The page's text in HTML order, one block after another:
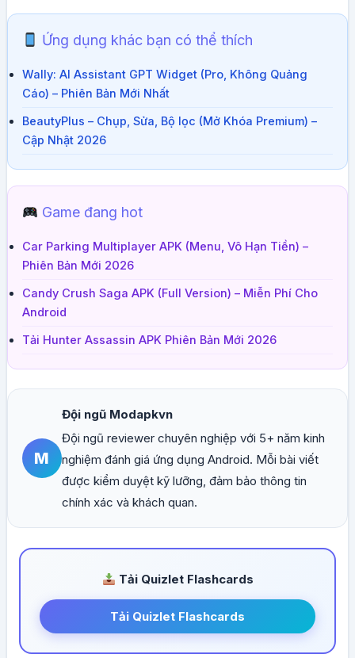
Ứng dụng khác bạn có thể thích
Wally: AI Assistant GPT Widget (Pro, Không Quảng
Cáo) – Phiên Bản Mới Nhất
BeautyPlus – Chụp, Sửa, Bộ lọc (Mở Khóa Premium) –
Cập Nhật 2026
Game đang hot
Car Parking Multiplayer APK (Menu, Vô Hạn Tiền) –
Phiên Bản Mới 2026
Candy Crush Saga APK (Full Version) – Miễn Phí Cho
Android
Tải Hunter Assassin APK Phiên Bản Mới 2026
M
Đội ngũ Modapkvn
Đội ngũ reviewer chuyên nghiệp với 5+ năm kinh
nghiệm đánh giá ứng dụng Android. Mỗi bài viết
được kiểm duyệt kỹ lưỡng, đảm bảo thông tin
chính xác và khách quan.
Tải Quizlet Flashcards
Tải Quizlet Flashcards